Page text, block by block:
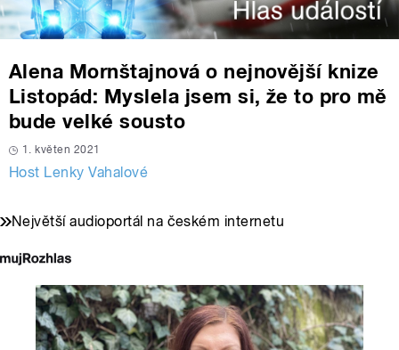
Alena Mornštajnová o nejnovější knize
Listopád: Myslela jsem si, že to pro mě
bude velké sousto
1. květen 2021
Host Lenky Vahalové
Největší audioportál na českém internetu